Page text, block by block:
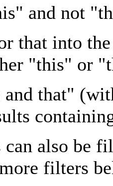
and not
that into
"this" or
that"
can also be
filters